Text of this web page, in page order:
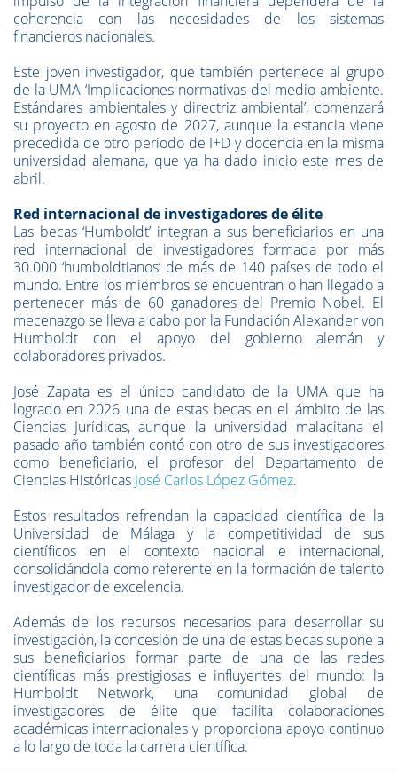
coherencia con las necesidades de los sistemas
financieros nacionales.
Este joven investigador, que también pertenece al grupo
de la UMA ‘Implicaciones normativas del medio ambiente.
Estándares ambientales y directriz ambiental’, comenzará
su proyecto en agosto de 2027, aunque la estancia viene
precedida de otro periodo de I+D y docencia en la misma
universidad alemana, que ya ha dado inicio este mes de
abril.
Red internacional de investigadores de élite
Las becas ‘Humboldt’ integran a sus beneficiarios en una
red internacional de investigadores formada por más
30.000 ‘humboldtianos’ de más de 140 países de todo el
mundo. Entre los miembros se encuentran o han llegado a
pertenecer más de 60 ganadores del Premio Nobel. El
mecenazgo se lleva a cabo por la Fundación Alexander von
Humboldt con el apoyo del gobierno alemán y
colaboradores privados.
José Zapata es el único candidato de la UMA que ha
logrado en 2026 una de estas becas en el ámbito de las
Ciencias Jurídicas, aunque la universidad malacitana el
pasado año también contó con otro de sus investigadores
como beneficiario, el profesor del Departamento de
Ciencias Históricas José Carlos López Gómez.
Estos resultados refrendan la capacidad científica de la
Universidad de Málaga y la competitividad de sus
científicos en el contexto nacional e internacional,
consolidándola como referente en la formación de talento
investigador de excelencia.
Además de los recursos necesarios para desarrollar su
investigación, la concesión de una de estas becas supone a
sus beneficiarios formar parte de una de las redes
científicas más prestigiosas e influyentes del mundo: la
Humboldt Network, una comunidad global de
investigadores de élite que facilita colaboraciones
académicas internacionales y proporciona apoyo continuo
a lo largo de toda la carrera científica.